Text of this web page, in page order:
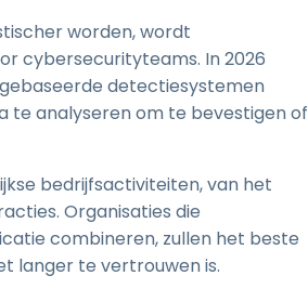
worden, wordt
cybersecurityteams. In 2026
detectiesystemen
te analyseren om te bevestigen of
bedrijfsactiviteiten, van het
Organisaties die
combineren, zullen het beste
langer te vertrouwen is.